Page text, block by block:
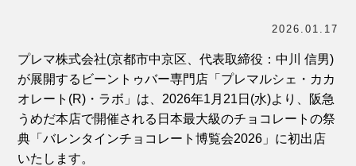
2026.01.17
プレマ株式会社(京都市中京区、代表取締役：中川 信男)
が展開するビーントゥバー専門店「プレマルシェ・カカ
オレート(R)・ラボ」は、2026年1月21日(水)より、阪急
うめだ本店で開催される日本最大級のチョコレートの祭
典「バレンタインチョコレート博覧会2026」に初出店
いたします。